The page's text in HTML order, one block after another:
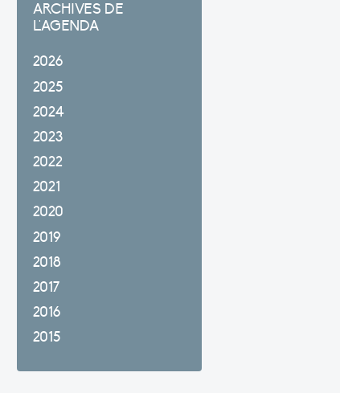
ARCHIVES DE
L'AGENDA
2026
2025
2024
2023
2022
2021
2020
2019
2018
2017
2016
2015